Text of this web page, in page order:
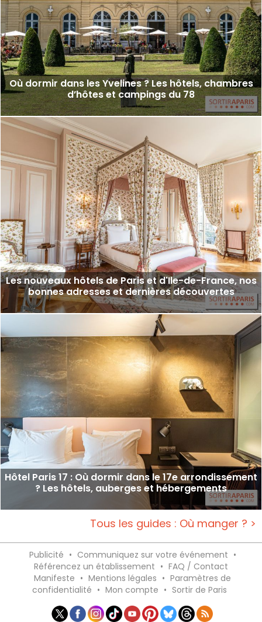
Où dormir dans les Yvelines ? Les hôtels, chambres
d’hôtes et campings du 78
Les nouveaux hôtels de Paris et d'Ile-de-France, nos
bonnes adresses et dernières découvertes
Hôtel Paris 17 : Où dormir dans le 17e arrondissement
? Les hôtels, auberges et hébergements
Tous les guides : Où manger ? >
Publicité • Communiquez sur votre événement •
Référencez un établissement • FAQ / Contact
Manifeste • Mentions légales • Paramètres de
confidentialité • Mon compte • Sortir de Paris